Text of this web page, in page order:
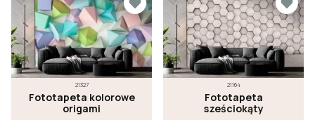
21327
Fototapeta kolorowe
origami
21164
Fototapeta
sześciokąty